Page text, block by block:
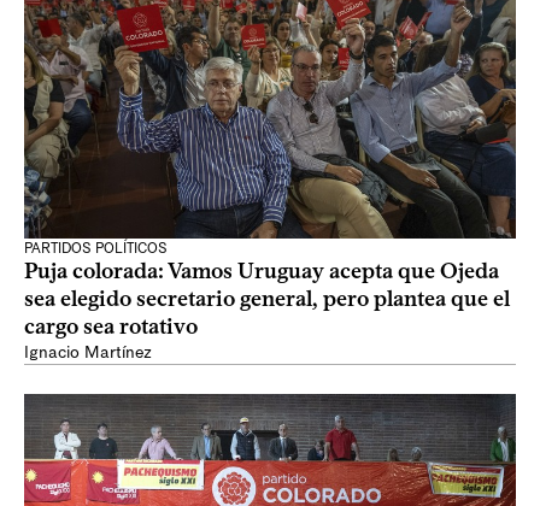
PARTIDOS POLÍTICOS
Puja colorada: Vamos Uruguay acepta que Ojeda
sea elegido secretario general, pero plantea que el
cargo sea rotativo
Ignacio Martínez